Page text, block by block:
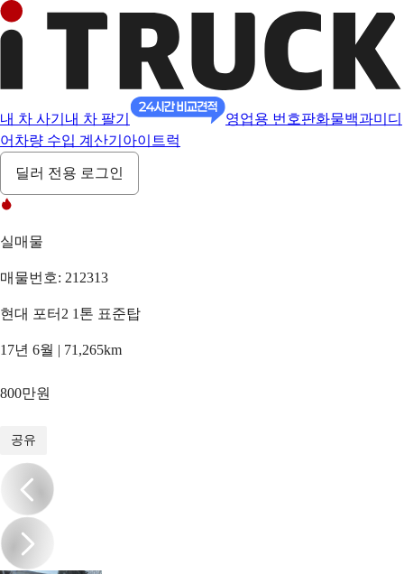
내 차 사기 내 차 팔기 영업용 번호판화물백과미디
어 차량 수입 계산기 아이트럭
딜러 전용 로그인
실매물
매물번호: 212313
현대 포터2 1톤 표준탑
17년 6월 | 71,265km
800만원
공유
/7